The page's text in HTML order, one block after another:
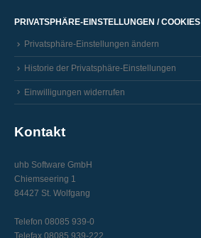
PRIVATSPHÄRE-EINSTELLUNGEN / COOKIES
Privatsphäre-Einstellungen ändern
Historie der Privatsphäre-Einstellungen
Einwilligungen widerrufen
Kontakt
uhb Software GmbH
Chiemseering 1
84427 St. Wolfgang
Telefon 08085 939-0
Telefax 08085 939-222